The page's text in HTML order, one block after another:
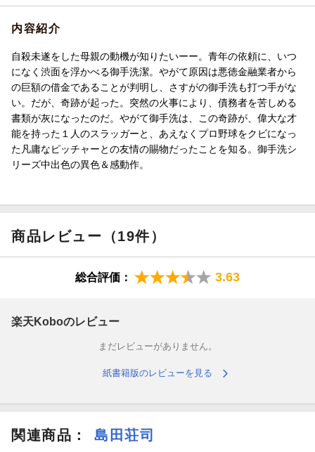
内容紹介
自殺未遂をした母親の動機が知りたいーー。青年の依頼に、いつ
になく渋面を浮かべる御手洗潔。やがて原因は悪徳金融業者から
の巨額の借金であることが判明し、さすがの御手洗も打つ手がな
い。だが、奇跡が起った。突然の火事により、債務者を苦しめる
書類が灰になったのだ。やがて御手洗は、この奇跡が、偉大な才
能を持った１人のスラッガーと、あえなくプロ野球をクビになっ
た凡庸なピッチャーとの友情の賜物だったことを知る。御手洗シ
リーズ中出色の異色＆感動作。
商品レビュー（19件）
総合評価： 3.63
楽天Koboのレビュー
まだレビューがありません。
紙書籍版のレビューを見る
関連商品 ： 島田荘司